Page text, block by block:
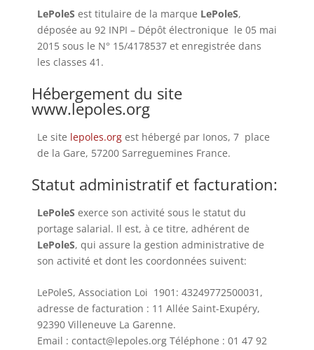
LePoleS est titulaire de la marque LePoleS,
déposée au 92 INPI – Dépôt électronique le 05 mai
2015 sous le N° 15/4178537 et enregistrée dans
les classes 41.
Hébergement du site
www.lepoles.org
Le site lepoles.orgest hébergé par Ionos, 7 place
de la Gare, 57200 Sarreguemines France.
Statut administratif et facturation:
LePoleS exerce son activité sous le statut du
portage salarial. Il est, à ce titre, adhérent de
LePoleS, qui assure la gestion administrative de
son activité et dont les coordonnées suivent:
LePoleS, Association Loi 1901: 43249772500031,
adresse de facturation : 11 Allée Saint-Exupéry,
92390 Villeneuve La Garenne.
Email : contact@lepoles.org Téléphone : 01 47 92